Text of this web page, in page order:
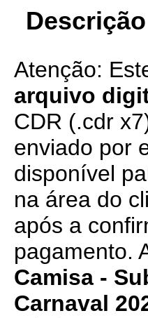
Atenção:
arquivo
CDR (.cdr
enviado por
disponível
na área do
após a
pagamento.
Camisa -
Carnaval